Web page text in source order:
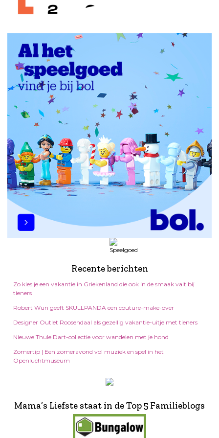
Recente berichten
Zo kies je een vakantie in Griekenland die ook in de smaak valt bij
tieners
Robert Wun geeft SKULLPANDA een couture-make-over
Designer Outlet Roosendaal als gezellig vakantie-uitje met tieners
Nieuwe Thule Dart-collectie voor wandelen met je hond
Zomertip | Een zomeravond vol muziek en spel in het
Openluchtmuseum
Mama’s Liefste staat in de Top 5 Familieblogs